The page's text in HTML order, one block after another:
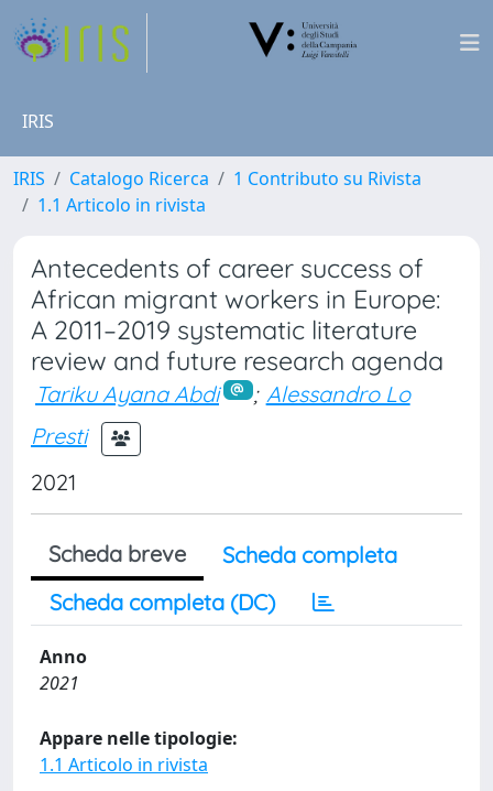
IRIS
IRIS Catalogo Ricerca
1 Contributo su Rivista
1.1 Articolo in rivista
Antecedents of career success of
African migrant workers in Europe:
A 2011–2019 systematic literature
review and future research agenda
Tariku Ayana Abdi ; Alessandro Lo
Presti
2021
Scheda breve
Scheda completa
Scheda completa (DC)
Anno
2021
Appare nelle tipologie:
1.1 Articolo in rivista